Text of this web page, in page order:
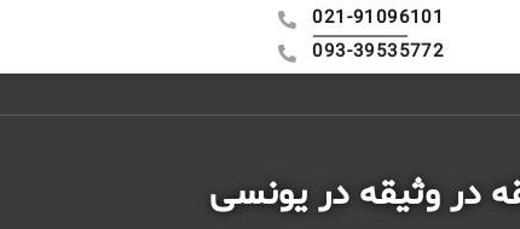
021-91096101
093-39535772
در وثیقه در یونسی